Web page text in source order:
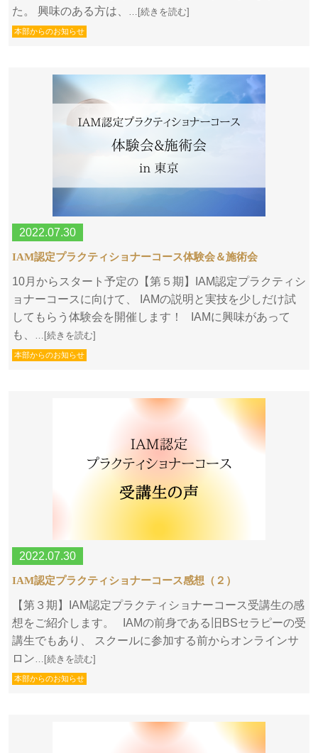
た。 興味のある方は、
…[続きを読む]
本部からのお知らせ
2022.07.30
IAM認定プラクティショナーコース体験会＆施術会
10月からスタート予定の【第５期】IAM認定プラクティシ
ョナーコースに向けて、 IAMの説明と実技を少しだけ試
してもらう体験会を開催します！ IAMに興味があって
も、
…[続きを読む]
本部からのお知らせ
2022.07.30
IAM認定プラクティショナーコース感想（２）
【第３期】IAM認定プラクティショナーコース受講生の感
想をご紹介します。 IAMの前身である旧BSセラピーの受
講生でもあり、 スクールに参加する前からオンラインサ
ロン…[続きを読む]
本部からのお知らせ